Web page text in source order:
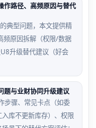
作路径、高频原因与替代
典型问题，本文提供精
频原因拆解（权限/数据
升级替代建议（好会
题与业财协同升级建议
步骤、常见卡点（如委
库不更新库存）、权限